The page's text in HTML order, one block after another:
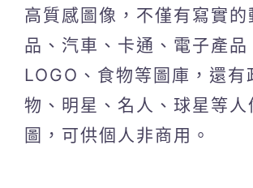
高質感圖像，不僅有寫實的
品、汽車、卡通、電子產品
LOGO、食物等圖庫，還有
物、明星、名人、球星等人
圖，可供個人非商用。